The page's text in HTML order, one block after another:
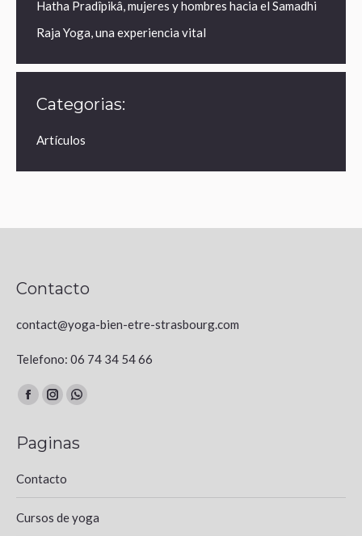
Hatha Pradîpikâ, mujeres y hombres hacia el Samadhi
Raja Yoga, una experiencia vital
Categorias:
Artículos
Contacto
contact@yoga-bien-etre-strasbourg.com
Telefono: 06 74 34 54 66
Encuéntranos en:
Facebook
opens
new
Instagram
opens
new
Whatsapp
opens
Paginas
Contacto
Cursos de yoga